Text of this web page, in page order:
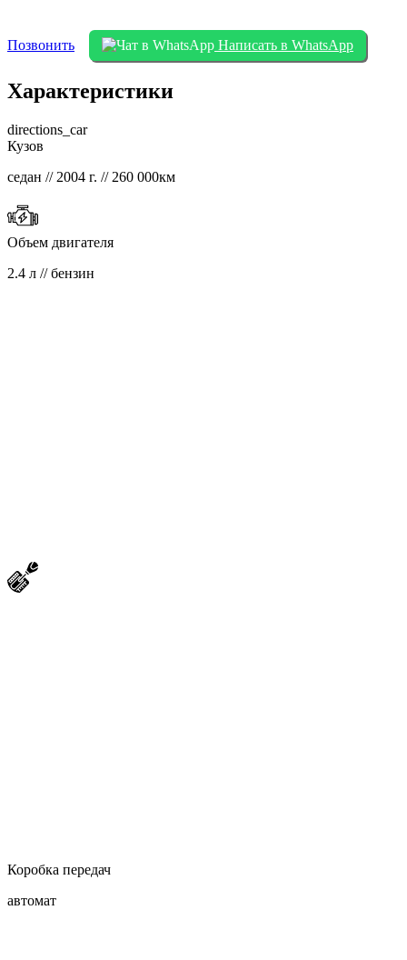
Позвонить Написать в WhatsApp
Характеристики
directions_car
Кузов
седан // 2004 г. // 260 000км
Объем двигателя
2.4 л // бензин
Коробка передач
автомат